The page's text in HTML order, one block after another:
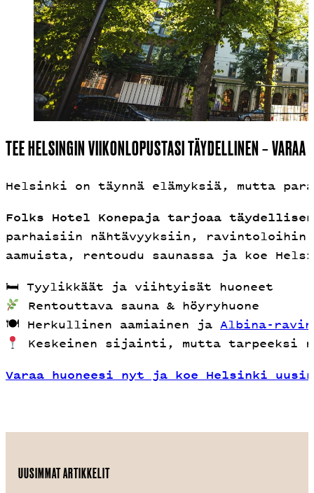
TEE HELSINGIN VIIKONLOPUSTASI TÄYDELLINEN –
Helsinki on täynnä elämyksiä, mutta
Folks Hotel Konepaja tarjoaa
parhaisiin nähtävyyksiin,
aamuista, rentoudu saunassa ja koe
🛏 Tyylikkäät ja viihtyisät huoneet
Rentouttava sauna & höyryhuone
🍽 Herkullinen aamiainen ja Albina-
Keskeinen sijainti, mutta tarpeeksi
Varaa huoneesi nyt ja koe Helsinki
UUSIMMAT ARTIKKELIT